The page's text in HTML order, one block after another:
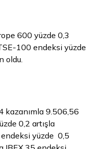
600 yüzde 0,3
100 endeksi yüzde
oldu.
kazanımla 9.506,56
0,2 artışla
yüzde 0,5